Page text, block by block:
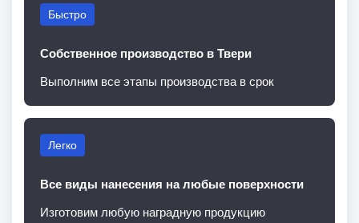
Быстро
Собственное производство в Твери
Выполним все этапы производства в срок
Легко
Все виды нанесения на любые поверхности
Изготовим любую наградную продукцию